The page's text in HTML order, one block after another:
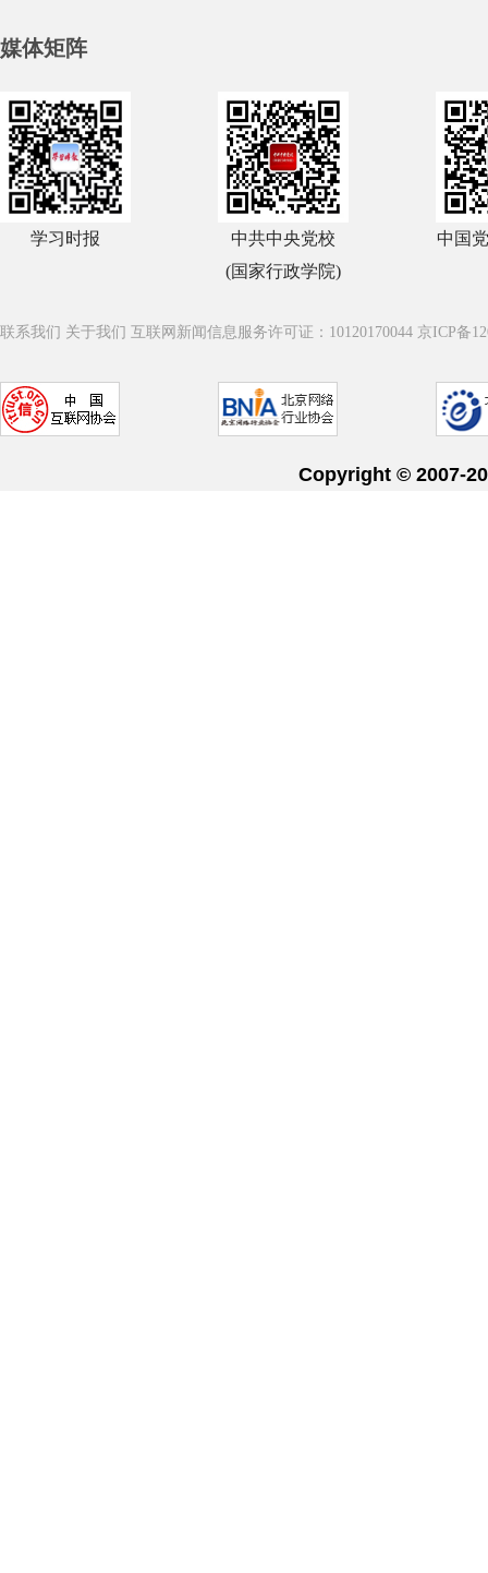
媒体矩阵
学习时报
中共中央党校
(国家行政学院)
中国
联系我们 关于我们 互联网新闻信息服务许可证：10120170044 京ICP备
Copyright © 2007-